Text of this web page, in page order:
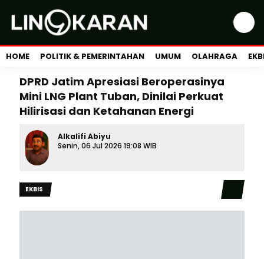
HOME POLITIK & PEMERINTAHAN UMUM OLAHRAGA
DPRD Jatim Apresiasi Beroperasinya
Mini LNG Plant Tuban, Dinilai Perkuat
Hilirisasi dan Ketahanan Energi
Alkalifi Abiyu
Senin, 06 Jul 2026 19:08 WIB
EKBIS